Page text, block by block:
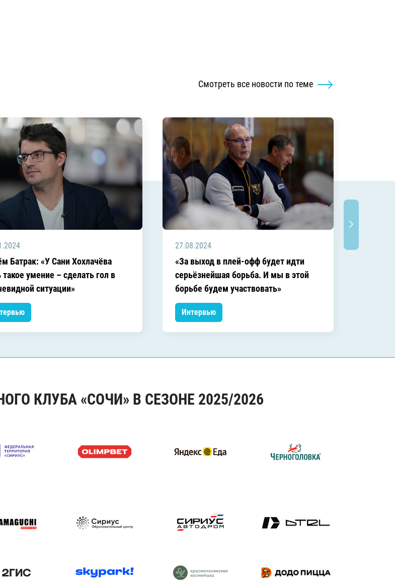
Смотреть все новости по теме
Батрак: «У Сани Хохлачёва
такое умение – сделать гол в
ситуации»
27.08.2024
«За выход в плей-офф будет идти
серьёзнейшая борьба. И мы в этой
борьбе будем участвовать»
Интервью
КЛУБА «СОЧИ» В СЕЗОНЕ 2025/2026